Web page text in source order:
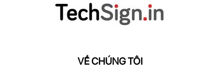
VỀ CHÚNG TÔI